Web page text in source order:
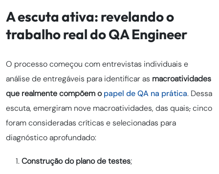
A escuta ativa: revelando o
trabalho real do QA Engineer
O processo começou com entrevistas individuais e
análise de entregáveis para identificar as macroatividades
que realmente compõem opapel de QA na prática. Dessa
escuta, emergiram nove macroatividades, das quais,cinco
foram consideradas críticas e selecionadas para
diagnóstico aprofundado:
Construção do plano de testes;